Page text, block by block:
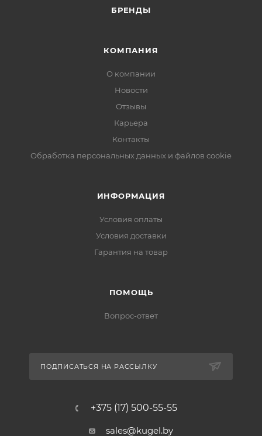
БРЕНДЫ
КОМПАНИЯ
О компании
Новости
Отзывы
Карьера
Контакты
Обработка персональных данных и файлов cookie
ИНФОРМАЦИЯ
Условия оплаты
Условия доставки
Гарантия на товар
ПОМОЩЬ
Вопрос-ответ
ПОДПИСАТЬСЯ НА РАССЫЛКУ
+375 (17) 500-55-55
sales@kugel.by